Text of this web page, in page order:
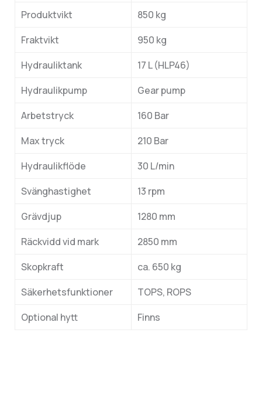
Produktvikt
850 kg
Fraktvikt
950 kg
Hydrauliktank
17 L (HLP46)
Hydraulikpump
Gear pump
Arbetstryck
160 Bar
Max tryck
210 Bar
Hydraulikflöde
30 L/min
Svänghastighet
13 rpm
Grävdjup
1280 mm
Räckvidd vid mark
2850 mm
Skopkraft
ca. 650 kg
Säkerhetsfunktioner
TOPS, ROPS
Optional hytt
Finns